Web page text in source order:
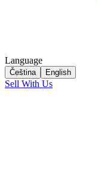
Language
Čeština English
Sell With Us